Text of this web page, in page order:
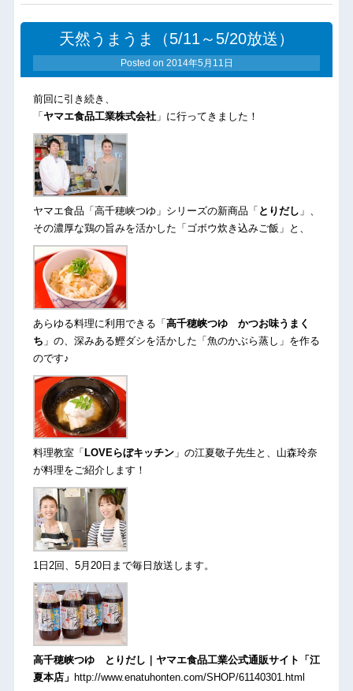
天然うまうま（5/11～5/20放送）
Posted on 2014年5月11日
前回に引き続き、
「 ヤマエ食品工業株式会社」に行ってきました！
ヤマエ食品「高千穂峡つゆ」シリーズの新商品「 とりだし 」、
その濃厚な鶏の旨みを活かした「ゴボウ炊き込みご飯」と、
あらゆる料理に利用できる「 高千穂峡つゆ かつお味うまく
ち 」の、深みある鰹ダシを活かした「魚のかぶら蒸し」を作る
のです♪
料理教室「 LOVEらぼキッチン」の江夏敬子先生 と、山森玲奈
が料理をご紹介します！
1日2回、5月20日まで毎日放送します。
高千穂峡つゆ とりだし｜ヤマエ食品工業公式通販サイト「江
夏本店」 http://www.enatuhonten.com/SHOP/61140301.html